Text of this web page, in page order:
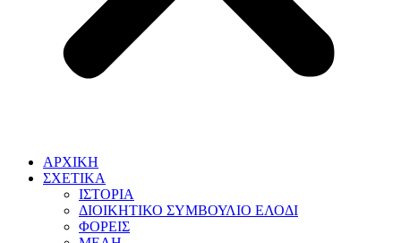
ΑΡΧΙΚΗ
ΣΧΕΤΙΚΑ
ΙΣΤΟΡΙΑ
ΔΙΟΙΚΗΤΙΚΟ ΣΥΜΒΟΥΛΙΟ ΕΛΟΔΙ
ΦΟΡΕΙΣ